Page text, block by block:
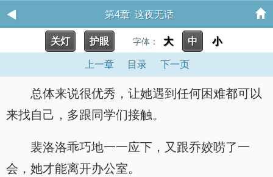
第4章 这夜无话
关灯 护眼 字体： 大 中 小
上一章 目录 下一页
总体来说很优秀，让她遇到任何困难都可以
来找自己，多跟同学们接触。
裴洛洛乖巧地一一应下，又跟乔姣唠了一
会，她才能离开办公室。